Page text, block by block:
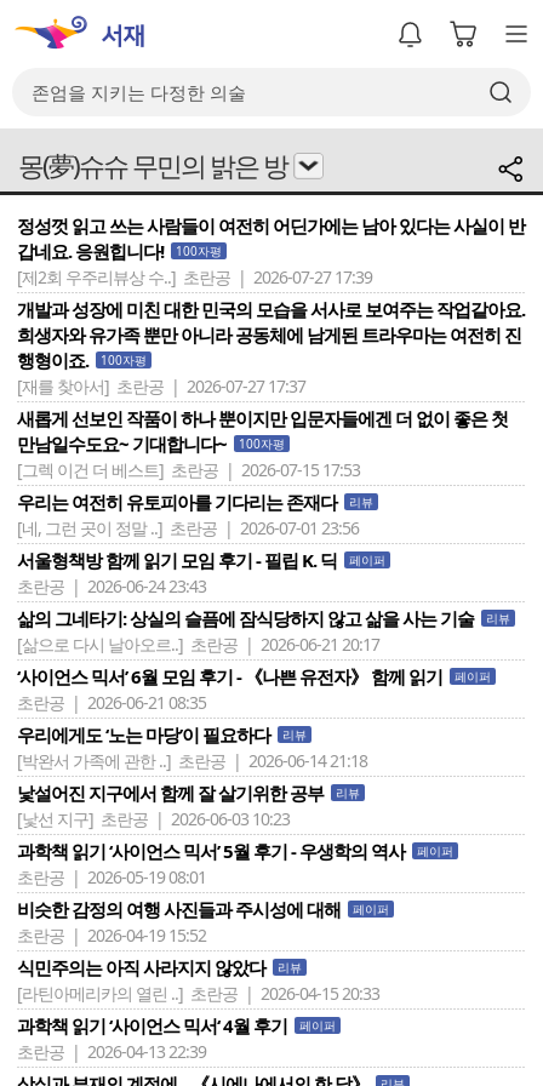
몽(夢)슈슈 무민의 밝은 방
정성껏 읽고 쓰는 사람들이 여전히 어딘가에는 남아 있다는 사실이 반
갑네요. 응원힙니다!
100자평
[제2회 우주리뷰상 수..] 초란공 | 2026-07-27 17:39
개발과 성장에 미친 대한 민국의 모습을 서사로 보여주는 작업같아요.
희생자와 유가족 뿐만 아니라 공동체에 남게된 트라우마는 여전히 진
행형이죠.
100자평
[재를 찾아서] 초란공 | 2026-07-27 17:37
새롭게 선보인 작품이 하나 뿐이지만 입문자들에겐 더 없이 좋은 첫
만남일수도요~ 기대합니다~
100자평
[그렉 이건 더 베스트] 초란공 | 2026-07-15 17:53
우리는 여전히 유토피아를 기다리는 존재다 리뷰
[네, 그런 곳이 정말 ..] 초란공 | 2026-07-01 23:56
서울형책방 함께 읽기 모임 후기 - 필립 K. 딕 페이퍼
초란공 | 2026-06-24 23:43
삶의 그네타기: 상실의 슬픔에 잠식당하지 않고 삶을 사는 기술 리뷰
[삶으로 다시 날아오르..] 초란공 | 2026-06-21 20:17
‘사이언스 믹서’ 6월 모임 후기 - 《나쁜 유전자》 함께 읽기 페이퍼
초란공 | 2026-06-21 08:35
우리에게도 ‘노는 마당’이 필요하다 리뷰
[박완서 가족에 관한 ..] 초란공 | 2026-06-14 21:18
낯설어진 지구에서 함께 잘 살기위한 공부 리뷰
[낯선 지구] 초란공 | 2026-06-03 10:23
과학책 읽기 ‘사이언스 믹서’ 5월 후기 - 우생학의 역사 페이퍼
초란공 | 2026-05-19 08:01
비슷한 감정의 여행 사진들과 주시성에 대해 페이퍼
초란공 | 2026-04-19 15:52
식민주의는 아직 사라지지 않았다 리뷰
[라틴아메리카의 열린 ..] 초란공 | 2026-04-15 20:33
과학책 읽기 ‘ 사이언스 믹서‘ 4월 후기 페이퍼
초란공 | 2026-04-13 22:39